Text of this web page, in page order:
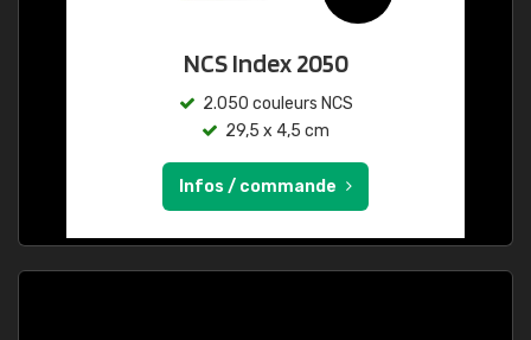
NCS Index 2050
2.050 couleurs NCS
29,5 x 4,5 cm
Infos / commande